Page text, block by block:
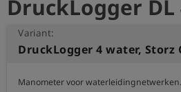
DruckLogger DL
Variant:
DruckLogger 4 water, Storz
Manometer voor waterleidingnetwerken.